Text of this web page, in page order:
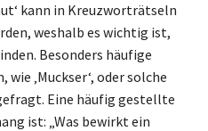
kann in Kreuzworträtseln
weshalb es wichtig ist,
Besonders häufige
‚Muckser‘, oder solche
Eine häufig gestellte
ist: „Was bewirkt ein